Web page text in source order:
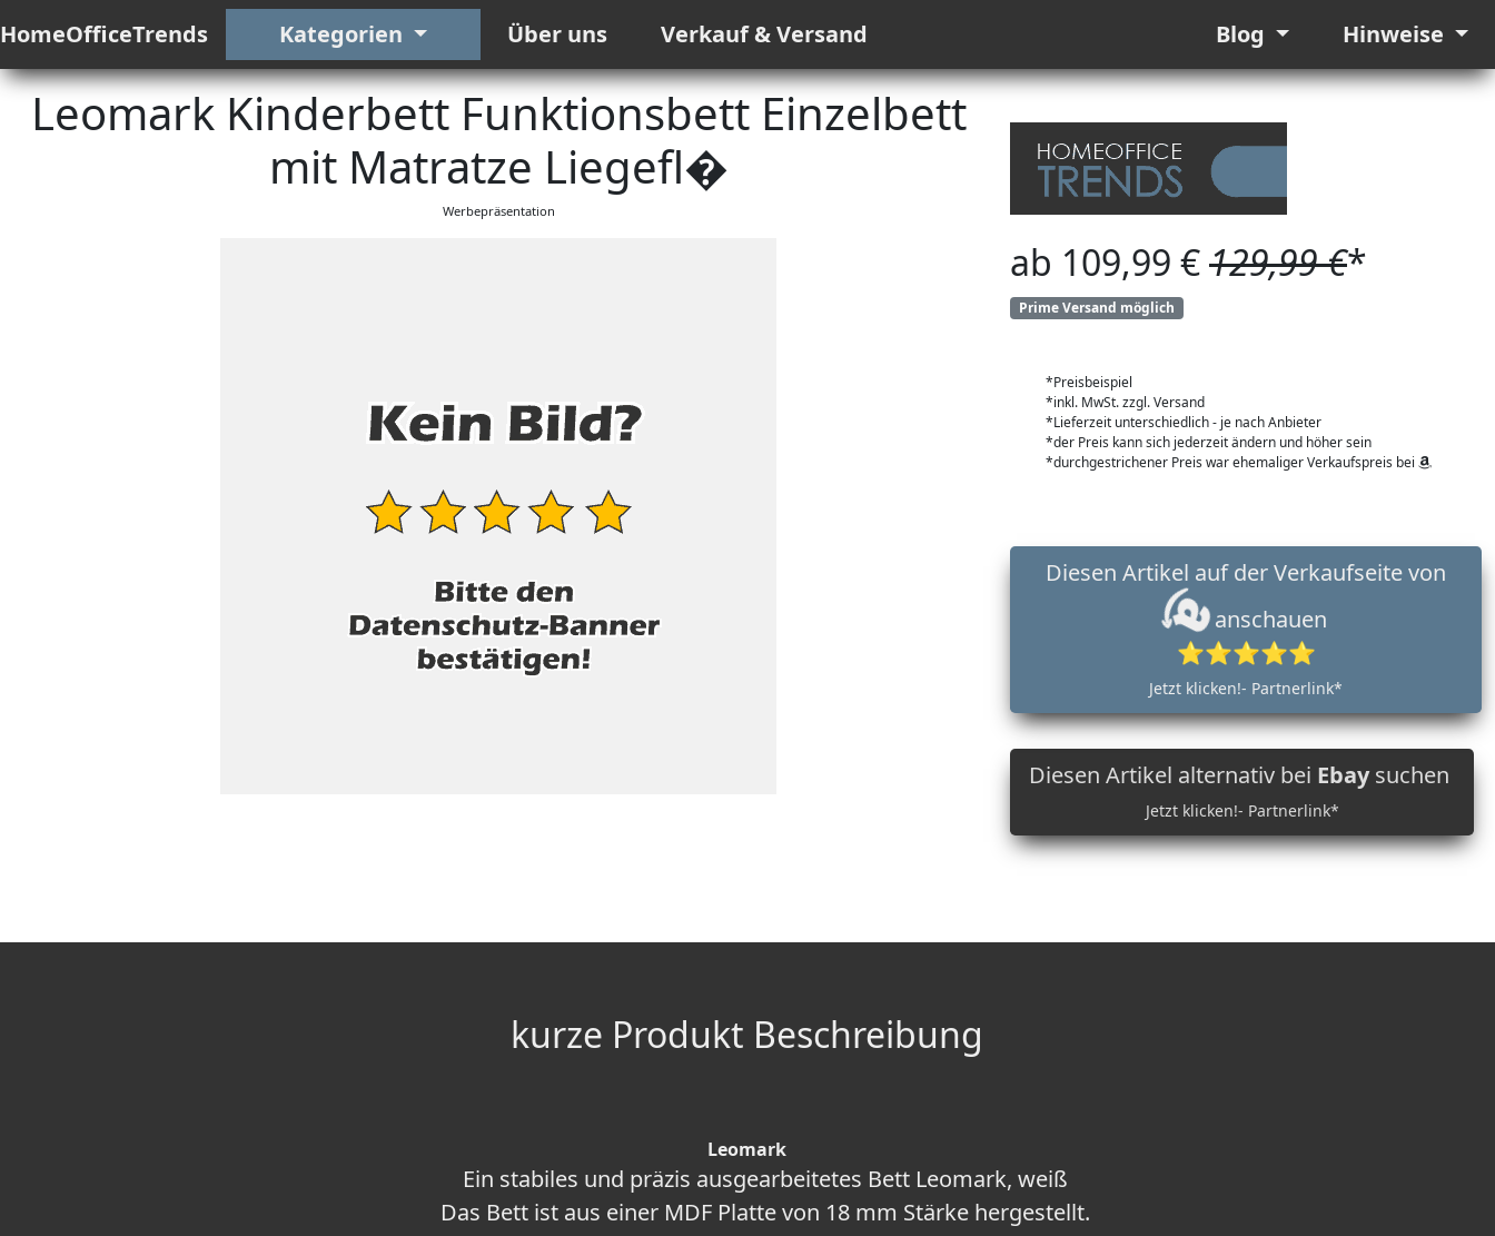
HomeOfficeTrends Kategorien Über uns Verkauf & Versand Blog Hinweise
Leomark Kinderbett Funktionsbett Einzelbett
mit Matratze Liegefl�
Werbepräsentation
ab 109,99 €129,99 €*
Prime Versand möglich
*Preisbeispiel
*inkl. MwSt. zzgl. Versand
*Lieferzeit unterschiedlich - je nach Anbieter
*der Preis kann sich jederzeit ändern und höher sein
*durchgestrichener Preis war ehemaliger Verkaufspreis bei
anschauen
⭐⭐⭐⭐⭐
Jetzt klicken!- Partnerlink*
Diesen Artikel alternativ bei Ebaysuchen
Jetzt klicken!- Partnerlink*
kurze Produkt Beschreibung
Leomark
Ein stabiles und präzis ausgearbeitetes Bett Leomark, weiß
Das Bett ist aus einer MDF Platte von 18 mm Stärke hergestellt.